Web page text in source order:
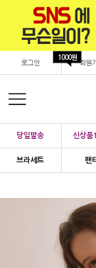
로그인 회원
1000원
당일발송 신상
브라세트 팬티